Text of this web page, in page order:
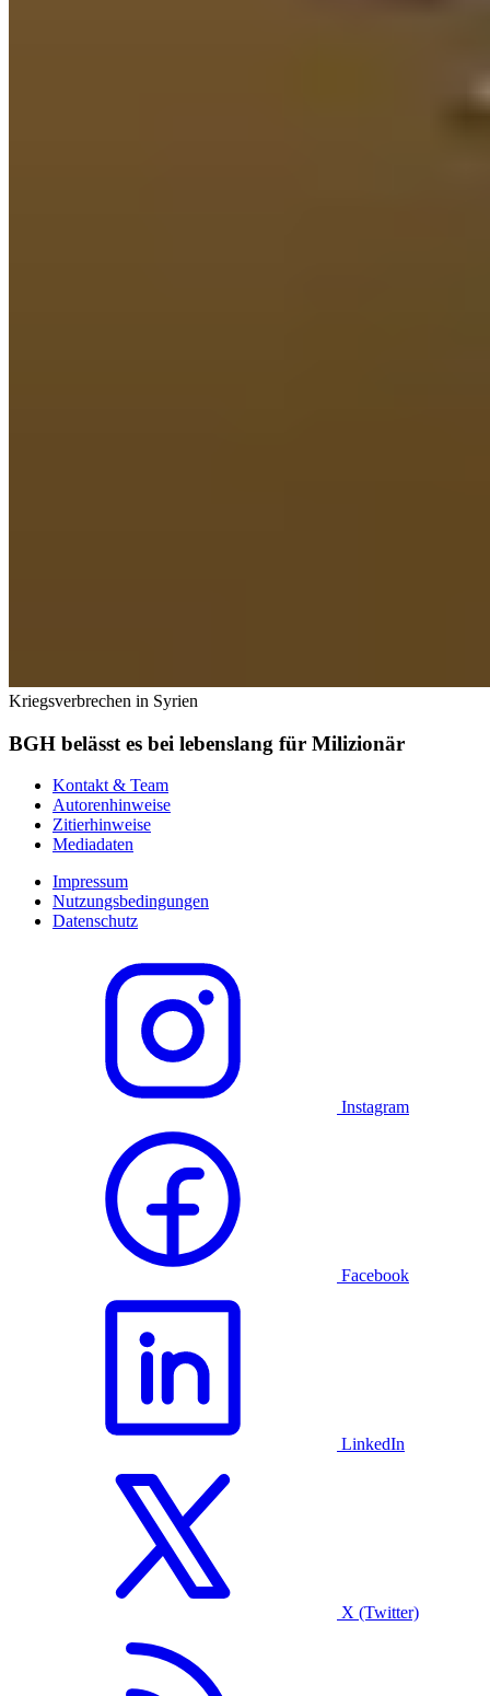
Kriegsverbrechen in Syrien
BGH belässt es bei lebenslang für Milizionär
Kontakt & Team
Autorenhinweise
Zitierhinweise
Mediadaten
Impressum
Nutzungsbedingungen
Datenschutz
Instagram
Facebook
LinkedIn
X (Twitter)